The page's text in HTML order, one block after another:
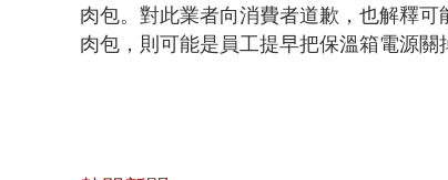
肉包。對此業者向消費者道歉，也解釋
肉包，則可能是員工提早把保溫箱電源關